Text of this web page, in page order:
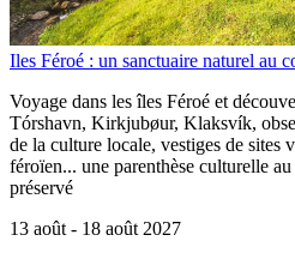
Iles Féroé : un sanctuaire naturel au
Voyage dans les îles Féroé et
Tórshavn, Kirkjubøur, Klaksvík,
de la culture locale, vestiges de sites
féroïen... une parenthèse culturelle
préservé
13 août - 18 août 2027